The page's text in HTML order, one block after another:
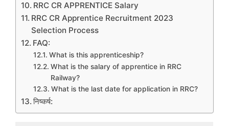
RRC CR APPRENTICE Salary
RRC CR Apprentice Recruitment 2023
Selection Process
FAQ:
What is this apprenticeship?
What is the salary of apprentice in RRC
Railway?
What is the last date for application in RRC?
निष्कर्ष: